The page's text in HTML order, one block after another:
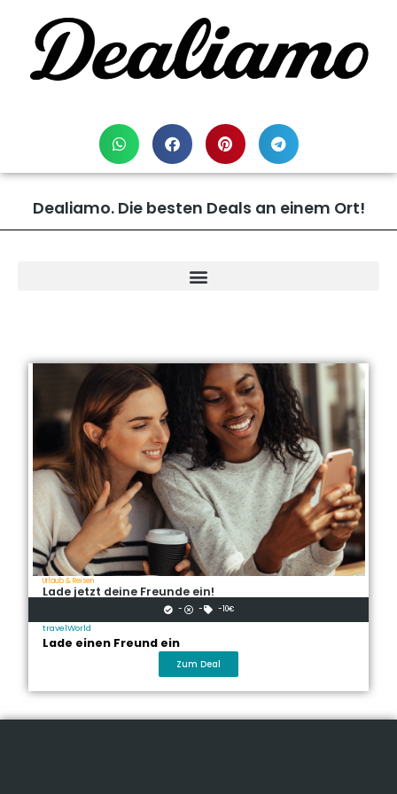
Dealiamo. Die besten Deals an einem Ort!
Urlaub & Reisen
Lade jetzt deine Freunde ein!
- - -10€
travelWorld
Lade einen Freund ein
Zum Deal